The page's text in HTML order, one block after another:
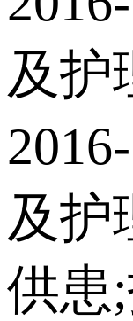
及护
及护
供患